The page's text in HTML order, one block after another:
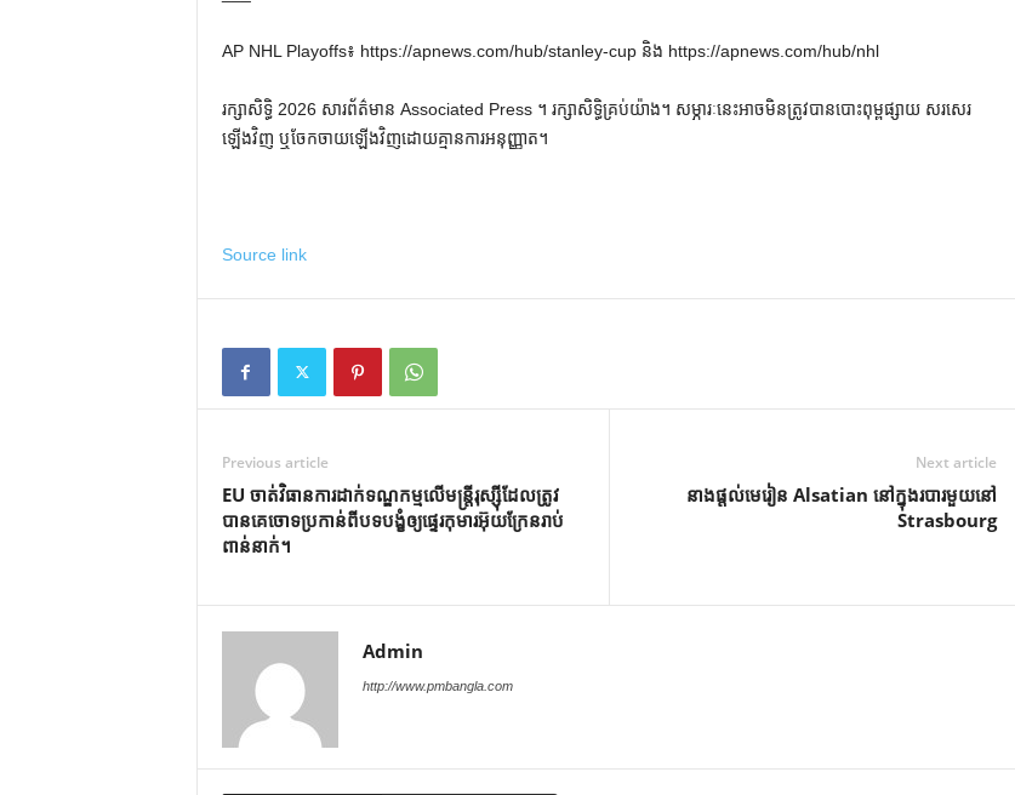
AP NHL Playoffs៖ https://apnews.com/hub/stanley-cup និង https://apnews.com/hub/nhl
រក្សាសិទ្ធិ 2026 សារព័ត៌មាន Associated Press ។ រក្សាសិទ្ធិគ្រប់យ៉ាង។ សម្ភារៈនេះអាចមិនត្រូវបានបោះពុម្ពផ្សាយ សរសេរ
ឡើងវិញ ឬចែកចាយឡើងវិញដោយគ្មានការអនុញ្ញាត។
Source link
Previous article
EU ចាត់​វិធាន​ការ​ដាក់​ទណ្ឌកម្ម​លើ​មន្ត្រី​រុស្ស៊ី​ដែល​ត្រូវ​
បាន​គេ​ចោទ​ប្រកាន់​ពី​បទ​បង្ខំ​ឲ្យ​ផ្ទេរ​កុមារ​អ៊ុយក្រែន​រាប់​
ពាន់​នាក់។
Next article
នាងផ្តល់មេរៀន Alsatian នៅក្នុងរបារមួយនៅ
Strasbourg
Admin
http://www.pmbangla.com